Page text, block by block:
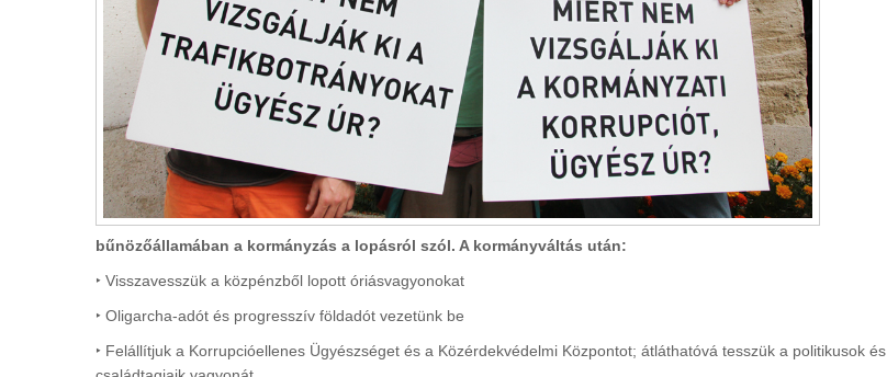
bűnözőállamában a kormányzás a lopásról szól. A kormányváltás után:
‣ Visszavesszük a közpénzből lopott óriásvagyonokat
‣ Oligarcha-adót és progresszív földadót vezetünk be
‣ Felállítjuk a Korrupcióellenes Ügyészséget és a Közérdekvédelmi Központot; átláthatóvá tesszük a politikusok és